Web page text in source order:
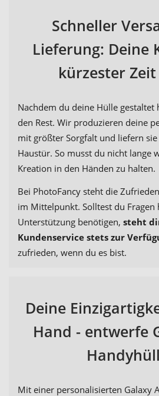
Schneller
Lieferung: Deine
kürzester
Nachdem du deine Hülle
den Rest. Wir produzieren deine
mit größter Sorgfalt und liefern
Haustür. So musst du nicht lange
Kreation in den Händen zu halten.
Bei PhotoFancy steht die
im Mittelpunkt. Solltest du Fragen
Unterstützung benötigen, steht
Kundenservice stets zur
zufrieden, wenn du es bist.
Deine
Hand - entwerfe
Mit einer personalisierten Galaxy